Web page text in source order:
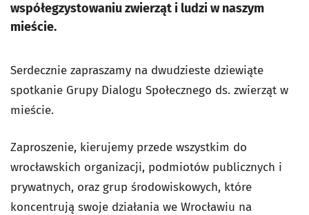
współegzystowaniu zwierząt i ludzi w naszym
mieście.
Serdecznie zapraszamy na dwudzieste dziewiąte
spotkanie Grupy Dialogu Społecznego ds. zwierząt w
mieście.
Zaproszenie, kierujemy przede wszystkim do
wrocławskich organizacji, podmiotów publicznych i
prywatnych, oraz grup środowiskowych, które
koncentrują swoje działania we Wrocławiu na